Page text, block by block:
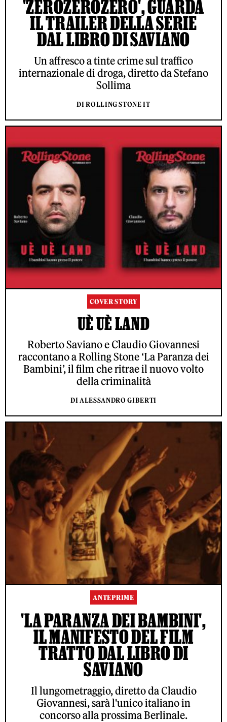
'ZEROZEROZERO', GUARDA
IL TRAILER DELLA SERIE
DAL LIBRO DI SAVIANO
Un affresco a tinte crime sul traffico
internazionale di droga, diretto da Stefano
Sollima
DI ROLLING STONE IT
COVER STORY
UÈ UÈ LAND
Roberto Saviano e Claudio Giovannesi
raccontano a Rolling Stone ‘La Paranza dei
Bambini’, il film che ritrae il nuovo volto
della criminalità
DI ALESSANDRO GIBERTI
ANTEPRIME
'LA PARANZA DEI BAMBINI',
IL MANIFESTO DEL FILM
TRATTO DAL LIBRO DI
SAVIANO
Il lungometraggio, diretto da Claudio
Giovannesi, sarà l'unico italiano in
concorso alla prossima Berlinale.